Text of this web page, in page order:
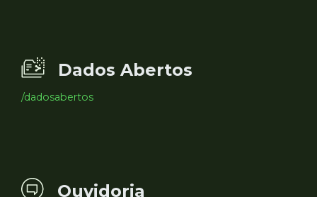
Dados Abertos
/dadosabertos
Ouvidoria